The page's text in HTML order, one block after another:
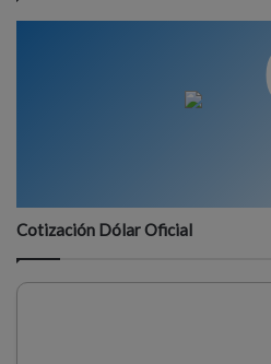
Cotización Dólar Oficial